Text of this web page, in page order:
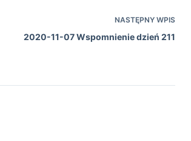
NASTĘPNYWPIS
2020-11-07 Wspomnienie dzień 211